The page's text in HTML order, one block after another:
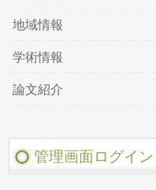
地域情報
学術情報
論文紹介
管理画面ログイン